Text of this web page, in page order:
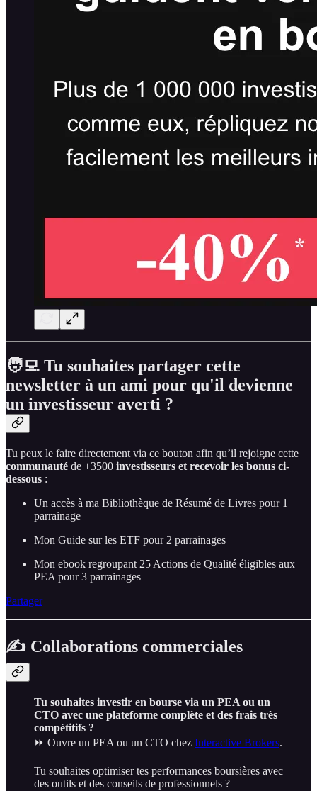
🧑‍💻 Tu souhaites partager cette
newsletter à un ami pour qu'il devienne
un investisseur averti ?
Tu peux le faire directement via ce bouton afin qu’il rejoigne cette
communauté de +3500 investisseurs et recevoir les bonus ci-
dessous :
Un accès à ma Bibliothèque de Résumé de Livres pour 1
parrainage
Mon Guide sur les ETF pour 2 parrainages
Mon ebook regroupant 25 Actions de Qualité éligibles aux
PEA pour 3 parrainages
Partager
✍️ Collaborations commerciales
Tu souhaites investir en bourse via un PEA ou un
CTO avec une plateforme complète et des frais très
compétitifs ?
⏩ Ouvre un PEA ou un CTO chez Interactive Brokers.
Tu souhaites optimiser tes performances boursières avec
des outils et des conseils de professionnels ?